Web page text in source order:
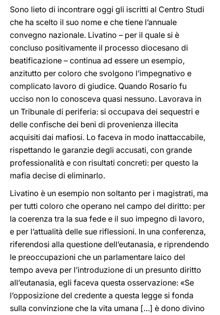
Sono lieto di incontrare oggi gli iscritti al Centro Studi
che ha scelto il suo nome e che tiene l’annuale
convegno nazionale. Livatino – per il quale si è
concluso positivamente il processo diocesano di
beatificazione – continua ad essere un esempio,
anzitutto per coloro che svolgono l’impegnativo e
complicato lavoro di giudice. Quando Rosario fu
ucciso non lo conosceva quasi nessuno. Lavorava in
un Tribunale di periferia: si occupava dei sequestri e
delle confische dei beni di provenienza illecita
acquisiti dai mafiosi. Lo faceva in modo inattaccabile,
rispettando le garanzie degli accusati, con grande
professionalità e con risultati concreti: per questo la
mafia decise di eliminarlo.
Livatino è un esempio non soltanto per i magistrati, ma
per tutti coloro che operano nel campo del diritto: per
la coerenza tra la sua fede e il suo impegno di lavoro,
e per l’attualità delle sue riflessioni. In una conferenza,
riferendosi alla questione dell’eutanasia, e riprendendo
le preoccupazioni che un parlamentare laico del
tempo aveva per l’introduzione di un presunto diritto
all’eutanasia, egli faceva questa osservazione: «Se
l’opposizione del credente a questa legge si fonda
sulla convinzione che la vita umana […] è dono divino